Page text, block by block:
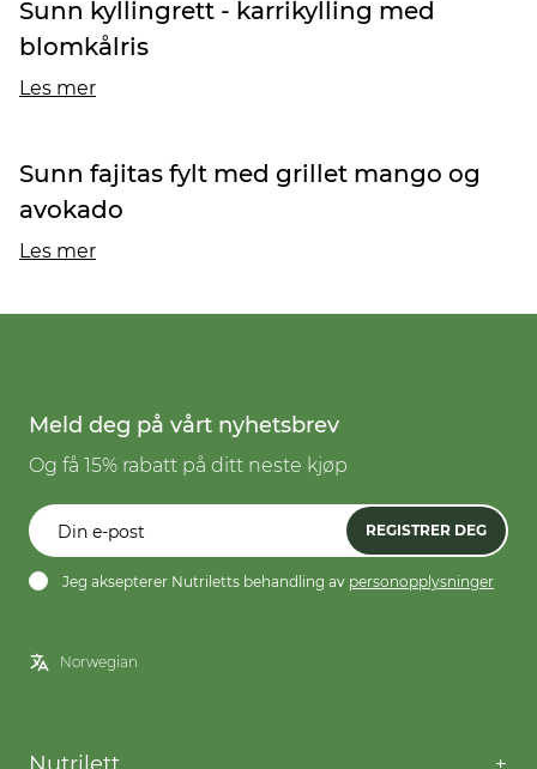
Sunn kyllingrett - karrikylling med
blomkålris
Les mer
Sunn fajitas fylt med grillet mango og
avokado
Les mer
Meld deg på vårt nyhetsbrev
Og få 15% rabatt på ditt neste kjøp
REGISTRER DEG
Jeg aksepterer Nutriletts behandling av personopplysninger